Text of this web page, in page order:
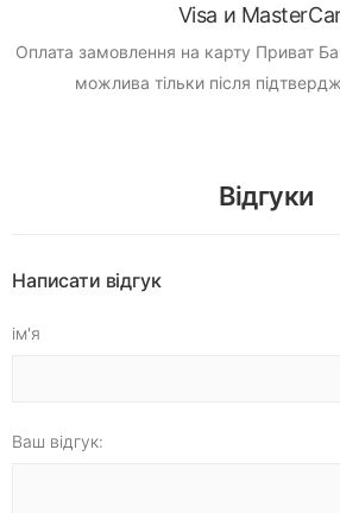
Visa и
Оплата замовлення на карту Приват
можлива тільки після
Відгуки
Написати відгук
ім'я
Ваш відгук: